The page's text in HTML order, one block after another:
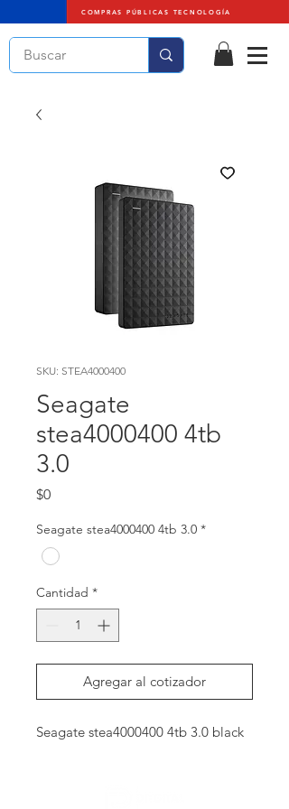
COMPRAS PÚBLICAS TECNOLOGÍA
SKU: STEA4000400
Seagate
stea4000400 4tb
3.0
$0Precio
Seagate stea4000400 4tb 3.0 *
Cantidad *
Agregar al cotizador
Seagate stea4000400 4tb 3.0 black